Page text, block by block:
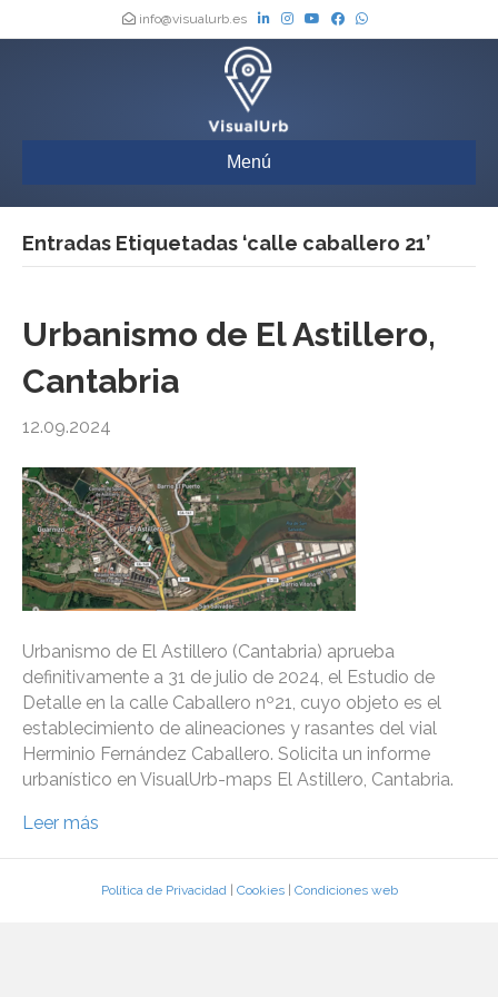
info@visualurb.es
Menú
Entradas Etiquetadas ‘calle caballero 21’
Urbanismo de El Astillero,
Cantabria
12.09.2024
Urbanismo de El Astillero (Cantabria) aprueba
definitivamente a 31 de julio de 2024, el Estudio de
Detalle en la calle Caballero nº21, cuyo objeto es el
establecimiento de alineaciones y rasantes del vial
Herminio Fernández Caballero. Solicita un informe
urbanístico en VisualUrb-maps El Astillero, Cantabria.
Leer más
Política de Privacidad| Cookies| Condiciones web